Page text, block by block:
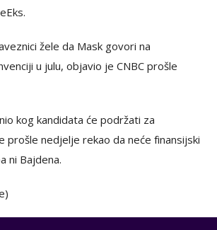
žele da Mask govori na
u julu, objavio je CNBC prošle
kog kandidata će podržati za
prošle nedjelje rekao da neće finansijski
ni Bajdena.